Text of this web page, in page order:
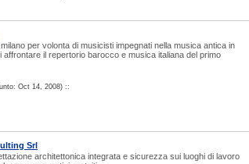
per volonta di musicisti impegnati nella musica antica in
affrontare il repertorio barocco e musica italiana del primo
Oct 14, 2008) ::
Srl
architettonica integrata e sicurezza sui luoghi di lavoro